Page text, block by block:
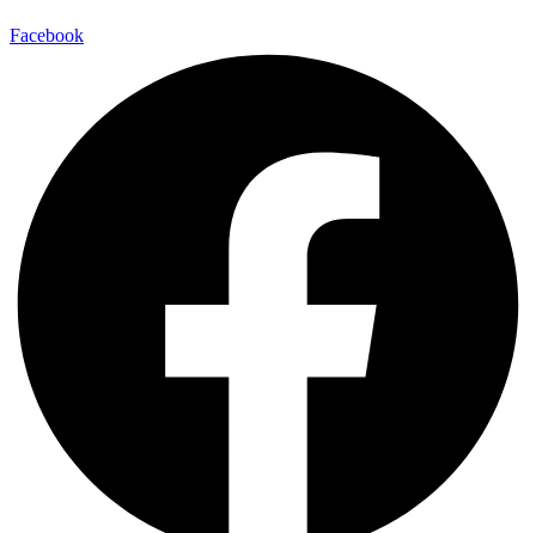
Facebook